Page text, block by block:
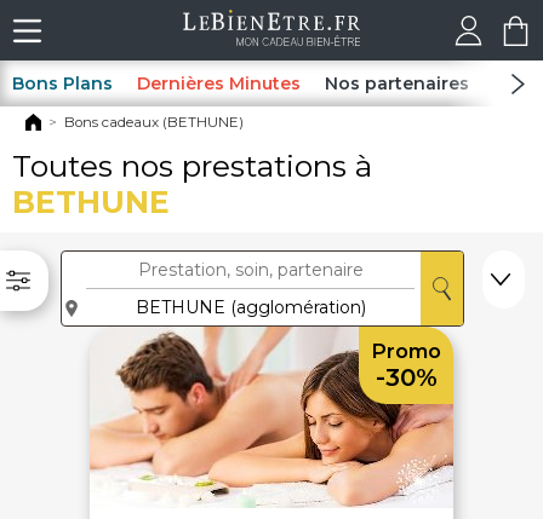
Bons Plans Dernières Minutes Nos partenaires Spas
Bons cadeaux (BETHUNE)
Toutes nos prestations à
BETHUNE
Promo
-30%